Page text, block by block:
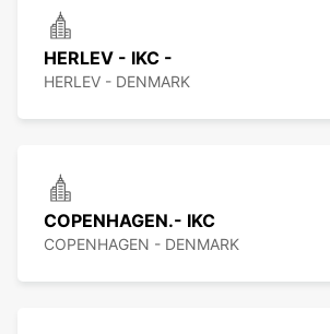
HERLEV - IKC -
HERLEV - DENMARK
COPENHAGEN.- IKC
COPENHAGEN - DENMARK